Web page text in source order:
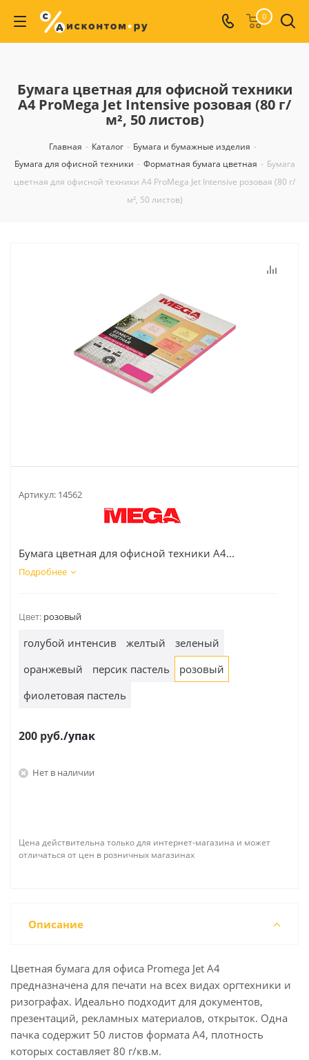
0
Бумага цветная для офисной техники
А4 ProMega Jet Intensive розовая (80 г/
м², 50 листов)
Главная - Каталог - Бумага и бумажные изделия -
Бумага для офисной техники - Форматная бумага цветная - Бумага
цветная для офисной техники А4 ProMega Jet Intensive розовая (80 г/
м², 50 листов)
Артикул: 14562
Бумага цветная для офисной техники А4...
Подробнее
Цвет: розовый
голубой интенсив желтый
зеленый
оранжевый
персик пастель
розовый
фиолетовая пастель
200 руб./упак
Нет в наличии
Цена действительна только для интернет-магазина и может
отличаться от цен в розничных магазинах
Описание
Цветная бумага для офиса Promega Jet A4
предназначена для печати на всех видах оргтехники и
ризографах. Идеально подходит для документов,
презентаций, рекламных материалов, открыток. Одна
пачка содержит 50 листов формата А4, плотность
которых составляет 80 г/кв.м.